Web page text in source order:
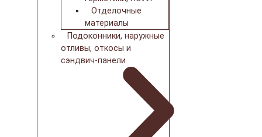
Отделочные
материалы
Подоконники, наружные
отливы, откосы и
сэндвич-панели